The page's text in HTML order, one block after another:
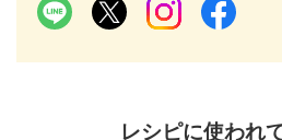
レシピに使われ